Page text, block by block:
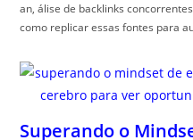
an, álise de backlinks
como replicar essas fontes para
Superando o